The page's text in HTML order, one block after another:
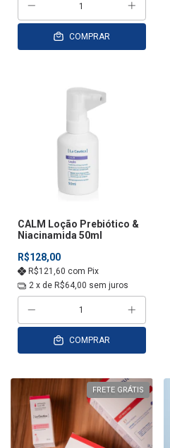
COMPRAR
CALM Loção Prebiótico &
Niacinamida 50ml
R$128,00
R$121,60 com Pix
2 x de R$64,00 sem juros
COMPRAR
FRETE GRÁTIS